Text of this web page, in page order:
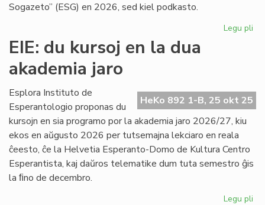
Sogazeto” (ESG) en 2026, sed kiel podkasto.
Legu pli
EIE: du kursoj en la dua
akademia jaro
HeKo 892 1-B, 25 okt 25
Esplora Instituto de
Esperantologio proponas du
kursojn en sia programo por la akademia jaro 2026/27, kiu
ekos en aŭgusto 2026 per tutsemajna lekciaro en reala
ĉeesto, ĉe la Helvetia Esperanto-Domo de Kultura Centro
Esperantista, kaj daŭros telematike dum tuta semestro ĝis
la ﬁno de decembro.
Legu pli